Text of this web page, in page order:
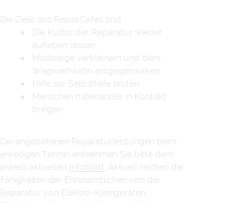
Die Ziele des RepairCafes sind:
Die Kultur der Reparatur wieder
aufleben lassen
Müllberge verkleinern und dem
Wegwerfwahn entgegenwirken
Hilfe zur Selbsthilfe leisten
Menschen miteinander in Kontakt
Die angebotenen Reparaturleistungen beim
jeweiligen Termin entnehmen Sie bitte dem
jeweils aktuellen
Infoblatt
. Aktuell reichen die
Fähigkeiten der Ehrenamtlichen von der
Reparatur von Elektro-Kleingeräten,